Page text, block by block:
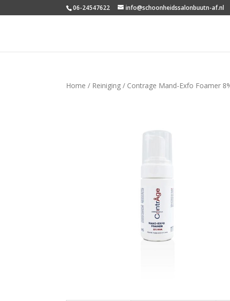
06-24547622 info@schoonheidssalonbuutn-af.nl
Home / Reiniging / Contrage Mand-Exfo Foamer